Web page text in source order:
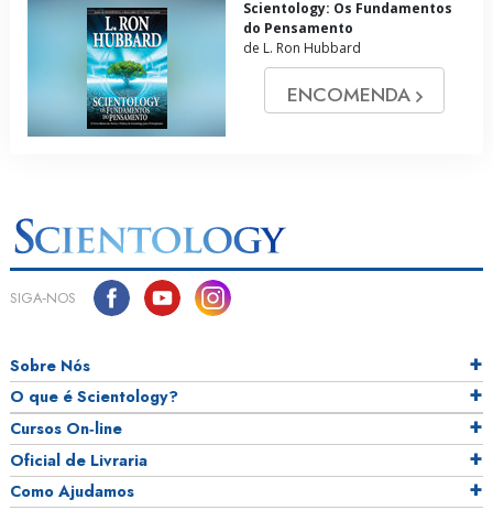
Scientology: Os Fundamentos
do Pensamento
de L. Ron Hubbard
ENCOMENDA
SIGA‑NOS
Sobre Nós
O que é Scientology?
Cursos On‑line
Oficial de Livraria
Como Ajudamos